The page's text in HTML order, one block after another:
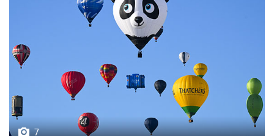
7